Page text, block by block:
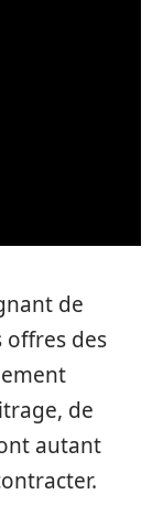
de
offres des
de
autant